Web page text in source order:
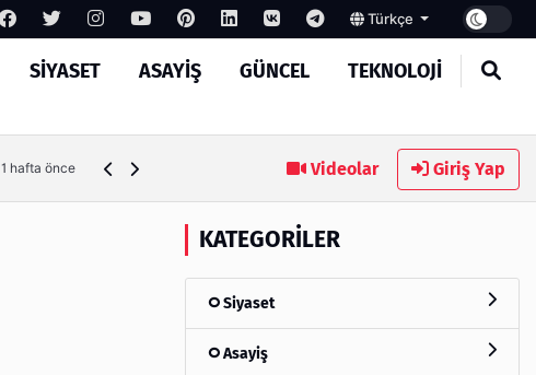
Türkçe
SIYASET ASAYIŞ GÜNCEL TEKNOLOJI
1 hafta önce Ambalaj Süreçlerinde Yeni Nesil Verimliliği Olimpack ile
Videolar Giriş Yap
KATEGORILER
Siyaset
Asayiş